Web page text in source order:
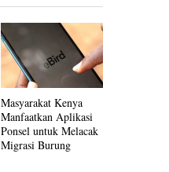
Masyarakat Kenya
Manfaatkan Aplikasi
Ponsel untuk Melacak
Migrasi Burung